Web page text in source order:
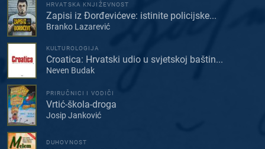
HRVATSKA KNJIŽEVNOST
Zapisi iz Đorđevićeve: istinite policijske...
Branko Lazarević
KULTUROLOGIJA
Croatica: Hrvatski udio u svjetskoj baštin...
Neven Budak
PRIRUČNICI I VODIČI
Vrtić-škola-droga
Josip Janković
DUHOVNOST